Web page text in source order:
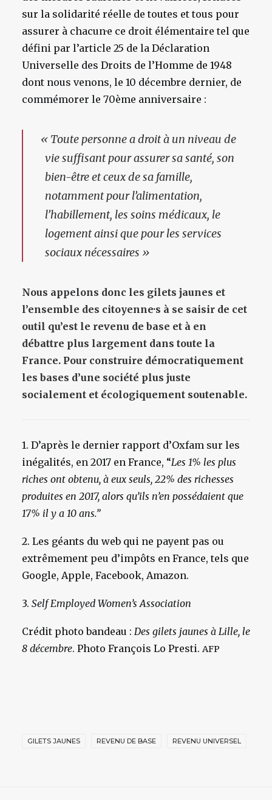
sur la solidarité réelle de toutes et tous pour
assurer à chacun·e ce droit élémentaire tel que
défini par l’article 25 de la Déclaration
Universelle des Droits de l’Homme de 1948
dont nous venons, le 10 décembre dernier, de
commémorer le 70ème anniversaire :
«Toute personne a droit à un niveau de
vie suffisant pour assurer sa santé, son
bien-être et ceux de sa famille,
notamment pour l’alimentation,
l’habillement, les soins médicaux, le
logement ainsi que pour les services
sociaux nécessaires »
Nous appelons donc les gilets jaunes et
l’ensemble des citoyenne·s à se saisir de cet
outil qu’est le revenu de base et à en
débattre plus largement dans toute la
France. Pour construire démocratiquement
les bases d’une société plus juste
socialement et écologiquement soutenable.
1. D’après le dernier rapport d’Oxfam sur les
inégalités, en 2017 en France, “Les 1% les plus
riches ont obtenu, à eux seuls, 22% des richesses
produites en 2017, alors qu’ils n’en possédaient que
17% il y a 10 ans.”
2. Les géants du web qui ne payent pas ou
extrêmement peu d’impôts en France, tels que
Google, Apple, Facebook, Amazon.
3. Self Employed Women’s Association
Crédit photo bandeau : Des gilets jaunes à Lille, le
8 décembre. Photo François Lo Presti. AFP
GILETS JAUNES REVENU DE BASE REVENU UNIVERSEL